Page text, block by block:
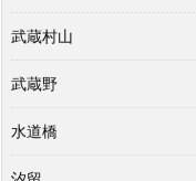
武蔵村山
武蔵野
水道橋